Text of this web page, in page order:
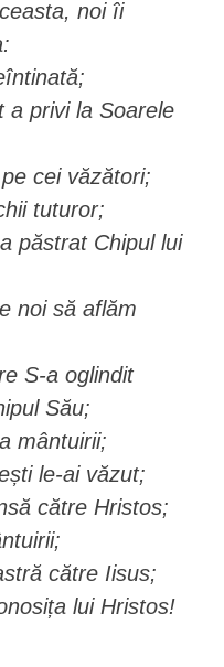
noi îi
a privi la Soarele
cei văzători;
tuturor;
păstrat Chipul lui
noi să aflăm
S-a oglindit
Său;
mântuirii;
le-ai văzut;
către Hristos;
către Iisus;
lui Hristos!